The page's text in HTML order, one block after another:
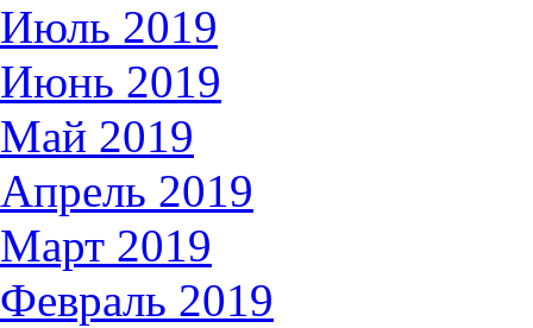
Июль 2019
Июнь 2019
Май 2019
Апрель 2019
Март 2019
Февраль 2019